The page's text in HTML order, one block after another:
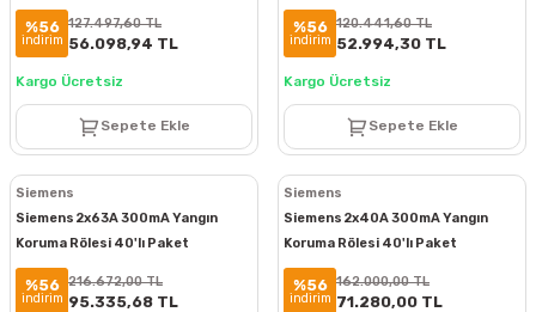
5SV5644-6
%56
indirim
127.497,60 TL
56.098,94 TL
Kargo Ücretsiz
Sepete Ekle
5SV5642-6
%56
indirim
120.441,60 TL
52.994,30 TL
Kargo Ücretsiz
Sepete Ekle
Siemens
Siemens 2x63A 300mA Yangın
Koruma Rölesi 40'lı Paket
5SV5616-6
%56
indirim
216.672,00 TL
95.335,68 TL
Siemens
Siemens 2x40A 300mA Yangın
Koruma Rölesi 40'lı Paket
5SV5614-6
%56
indirim
162.000,00 TL
71.280,00 TL